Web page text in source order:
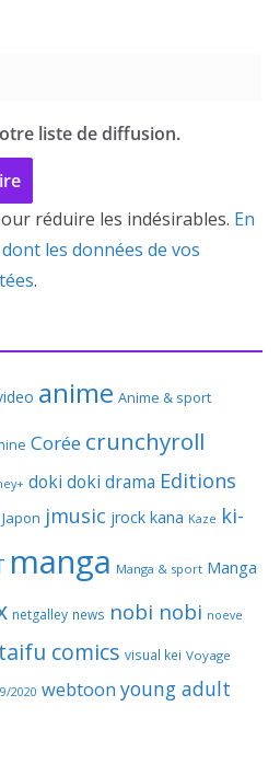
liste de diffusion.
réduire les indésirables. En
les données de vos
.
anime Anime & sport
Corée crunchyroll
doki doki drama Editions
Japon jmusic jrock kana Kaze ki-
manga Manga & sport Manga
netgalley news nobi nobi noeve
taifu comics visual kei Voyage
2020 webtoon young adult